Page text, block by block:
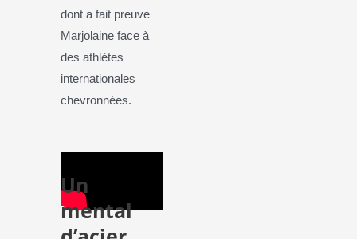
dont a fait preuve
Marjolaine face à
des athlètes
internationales
chevronnées.
Un
mental